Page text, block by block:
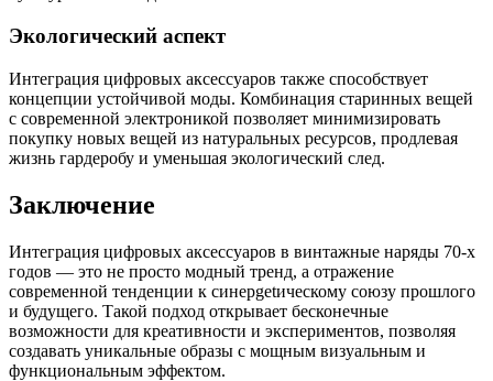
Экологический аспект
Интеграция цифровых аксессуаров также способствует
концепции устойчивой моды. Комбинация старинных вещей
с современной электроникой позволяет минимизировать
покупку новых вещей из натуральных ресурсов, продлевая
жизнь гардеробу и уменьшая экологический след.
Заключение
Интеграция цифровых аксессуаров в винтажные наряды 70-х
годов — это не просто модный тренд, а отражение
современной тенденции к синерgetическому союзу прошлого
и будущего. Такой подход открывает бесконечные
возможности для креативности и экспериментов, позволяя
создавать уникальные образы с мощным визуальным и
функциональным эффектом.